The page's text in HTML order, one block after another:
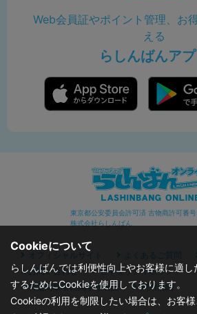
Web会員証やポイント管理、お
える
らしんばんアプ
東京都公安委員会許可済 古物商許可番
株式会社らしんばん
オフィシャルサイト よくあるご質問
お問い合わせ
セキュリティポリシー
特定商取引に関する表記
利用規約
Cookieについて
らしんばんでは利便性向上やお客様に適
するためにCookieを使用しております。
Cookieの利用を制限したい場合は、お客